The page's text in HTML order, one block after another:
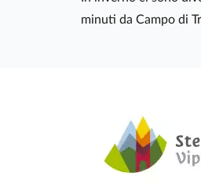
minuti da Campo di